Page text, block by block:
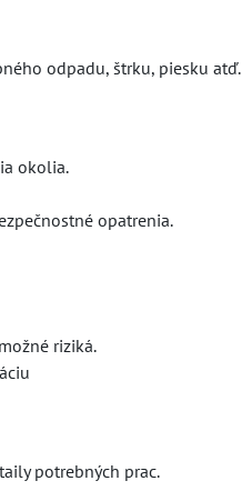
odpadu, štrku, piesku
okolia.
opatrenia.
riziká.
potrebných prac.